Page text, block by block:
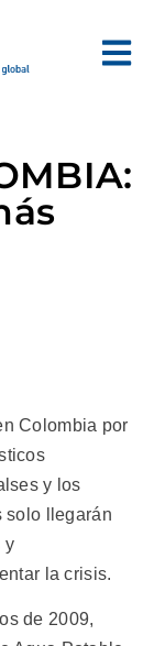
Colombia por
y los
solo llegarán
y
la crisis.
de 2009,